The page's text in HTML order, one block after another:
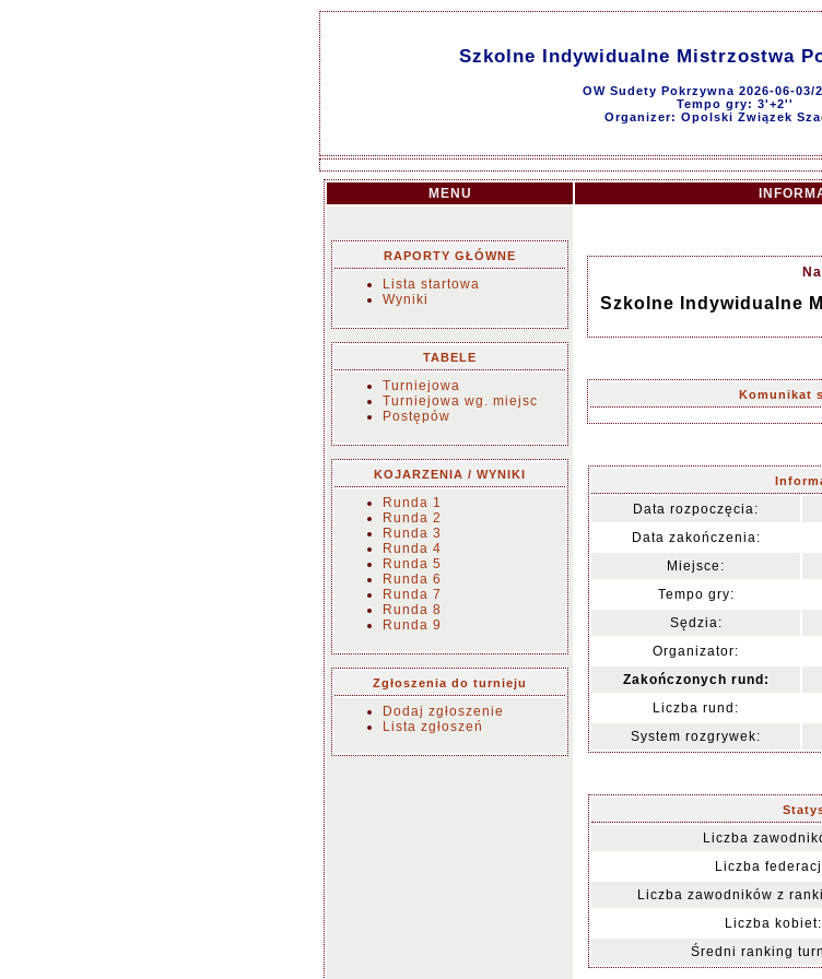
Szkolne Indywidualne Mistrzostwa
OW Sudety Pokrzywna 2026-06-03/
Tempo gry: 3'+2''
Organizer: Opolski Związek
MENU
RAPORTY GŁÓWNE
Lista startowa
Wyniki
TABELE
Turniejowa
Turniejowa wg. miejsc
Postępów
KOJARZENIA / WYNIKI
Runda 1
Runda 2
Runda 3
Runda 4
Runda 5
Runda 6
Runda 7
Runda 8
Runda 9
Zgłoszenia do turnieju
Dodaj zgłoszenie
Lista zgłoszeń
Szkolne Indywidualne
Komunikat
Data rozpoczęcia:
Data zakończenia:
Miejsce:
Tempo gry:
Sędzia:
Organizator:
Zakończonych rund:
Liczba rund:
System rozgrywek:
Liczba
Liczba
Liczba zawodników z
Liczba kobiet:
Średni ranking